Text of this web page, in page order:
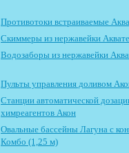
Противотоки встраиваемые
Скиммеры из нержавейки
Водозаборы из нержавейки
Пульты управления доливом
Станции автоматической
химреагентов Акон
Овальные бассейны Лагуна с
Комбо (1,25 м)